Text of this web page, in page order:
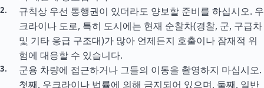
규칙상 우선 통행권이 있더라도 양보할 준비를 하십시오. 우
크라이나 도로, 특히 도시에는 현재 순찰차(경찰, 군, 구급차
및 기타 응급 구조대)가 많아 언제든지 호출이나 잠재적 위
험에 대응할 수 있습니다.
군용 차량에 접근하거나 그들의 이동을 촬영하지 마십시오.
첫째, 우크라이나 법률에 의해 금지되어 있으며, 둘째, 일반